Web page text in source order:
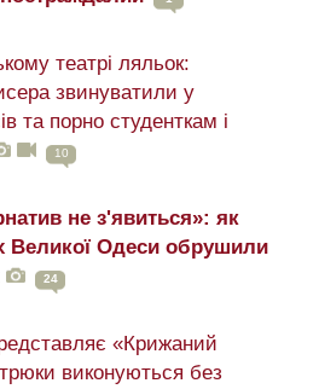
театрі ляльок:
звинуватили у
та порно студенткам і
10
не з'явиться»: як
Великої Одеси обрушили
24
«Крижаний
виконуються без